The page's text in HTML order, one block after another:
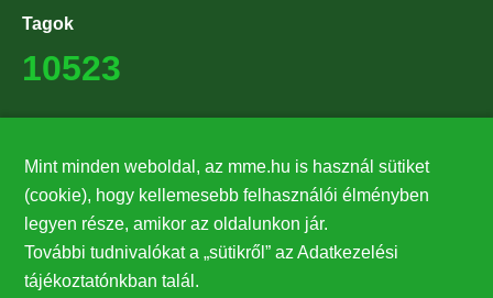
Tagok
10523
27224
Hírlevél feliratkozás
Értesüljön elsőként legfrissebb híreinkről, eseményeinkről!
Mint minden weboldal, az mme.hu is használ sütiket
(cookie), hogy kellemesebb felhasználói élményben
legyen része, amikor az oldalunkon jár.
További tudnivalókat a „sütikről” az Adatkezelési
tájékoztatónkban talál.